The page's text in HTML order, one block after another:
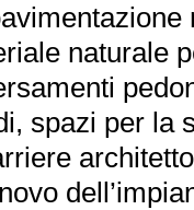
naturale
spazi per la